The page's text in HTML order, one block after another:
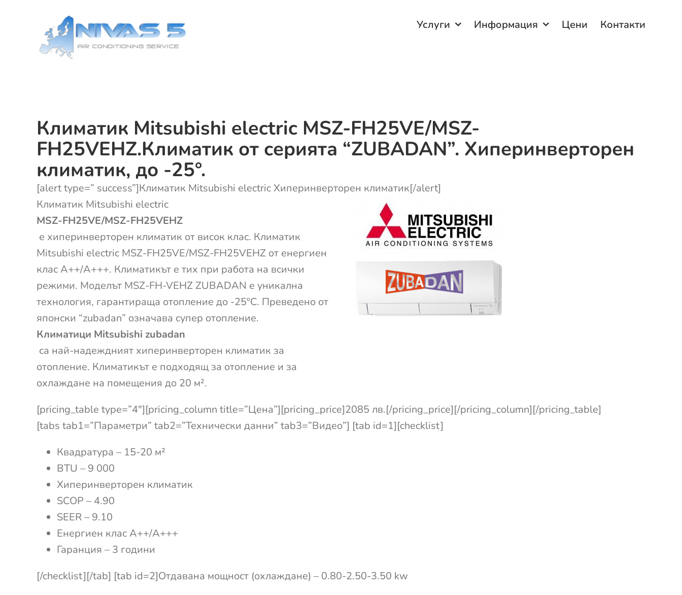
Услуги Информация Цени Контакти
Климатик Mitsubishi electric MSZ-FH25VE/MSZ-
FH25VEHZ.Климатик от серията “ZUBADAN”. Хиперинверторен
климатик, до -25°.
[alert type=” success”]Климатик Mitsubishi electric Хиперинверторен климатик[/alert]
Климатик Mitsubishi electric
MSZ-FH25VE/MSZ-FH25VEHZ
е хиперинверторен климатик от висок клас. Климатик
Mitsubishi electric MSZ-FH25VE/MSZ-FH25VEHZ от енергиен
клас A++/A+++. Климатикът е тих при работа на всички
режими. Моделът MSZ-FH-VEHZ ZUBADAN е уникална
технология, гарантираща отопление до -25ºC. Преведено от
японски “zubadan” означава супер отопление.
Климатици Mitsubishi zubadan
са най-надеждният хиперинверторен климатик за
отопление. Климатикът е подходящ за отопление и за
охлаждане на помещения до 20 м².
[pricing_table type=”4″][pricing_column title=”Цена”][pricing_price]2085 лв.[/pricing_price][/pricing_column][/pricing_table]
[tabs tab1=”Параметри” tab2=”Технически данни” tab3=”Видео”] [tab id=1][checklist]
Квадратура – 15-20 м²
BTU – 9 000
Хиперинверторен климатик
SCOP – 4.90
SEER – 9.10
Енергиен клас А++/А+++
Гаранция – 3 години
[/checklist][/tab] [tab id=2]Отдавана мощност (охлаждане) – 0.80-2.50-3.50 kw